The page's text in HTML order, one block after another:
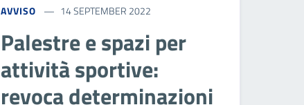
AVVISO 14 SEPTEMBER 2022
Palestre e spazi per
attività sportive:
revoca determinazioni